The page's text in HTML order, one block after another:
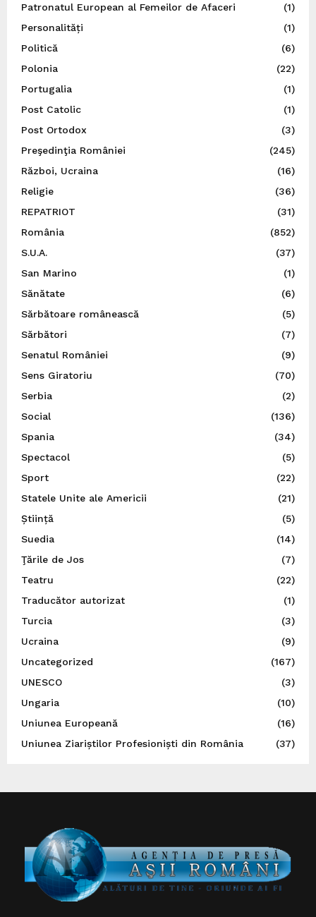
Patronatul European al Femeilor de Afaceri
(1)
Personalități
(1)
Politică
(6)
Polonia
(22)
Portugalia
(1)
Post Catolic
(1)
Post Ortodox
(3)
Preşedinţia României
(245)
Război, Ucraina
(16)
Religie
(36)
REPATRIOT
(31)
România
(852)
S.U.A.
(37)
San Marino
(1)
Sănătate
(6)
Sărbătoare românească
(5)
Sărbători
(7)
Senatul României
(9)
Sens Giratoriu
(70)
Serbia
(2)
Social
(136)
Spania
(34)
Spectacol
(5)
Sport
(22)
Statele Unite ale Americii
(21)
Știință
(5)
Suedia
(14)
Ţările de Jos
(7)
Teatru
(22)
Traducător autorizat
(1)
Turcia
(3)
Ucraina
(9)
Uncategorized
(167)
UNESCO
(3)
Ungaria
(10)
Uniunea Europeană
(16)
Uniunea Ziariștilor Profesioniști din România
(37)